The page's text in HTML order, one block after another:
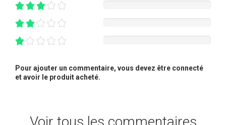
Pour ajouter un commentaire, vous devez être connecté
et avoir le produit acheté.
Voir tous les commentaires